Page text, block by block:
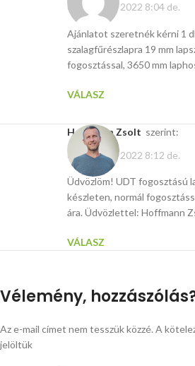
október 11, 2022 8:04 de.
Ajánlatot szeretnék kérni 1
szalagfűrészlapra 19 mm
fogosztással, 3650 mm
VÁLASZ
Hoffmann Zsolt szerint:
október 11, 2022 8:12 de.
Üdvözlöm! UDT fogosztású
készleten, normál
ára. Üdvözlettel: Hoffmann
VÁLASZ
Vélemény,
Az e-mail címet nem tesszük közzé. A
jelöltük